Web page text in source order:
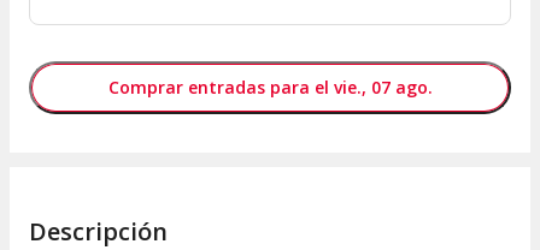
Comprar entradas para el vie., 07 ago.
Descripción